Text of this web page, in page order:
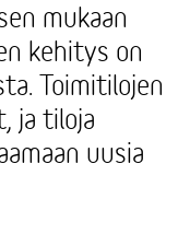
mukaan
kehitys on
Toimitilojen
ja tiloja
uusia